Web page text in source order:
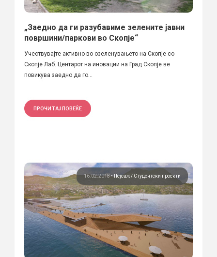
„Заедно да ги разубавиме зелените јавни
површини/паркови во Скопје“
Учествувајте активно во озеленувањето на Скопје со
Скопје Лаб. Центарот на иновации на Град Скопје ве
повикува заедно да го...
ПРОЧИТАЈ ПОВЕЌЕ
16.02.2018•Пејсаж Студентски проекти